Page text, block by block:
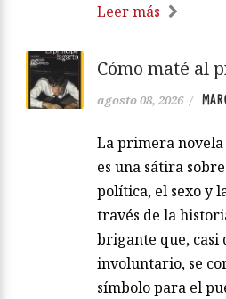
Leer más
Cómo maté al
agosto 08, 2026 /
La primera novela
es una sátira
política, el sexo y
través de la
brigante que, casi
involuntario, se
símbolo para el